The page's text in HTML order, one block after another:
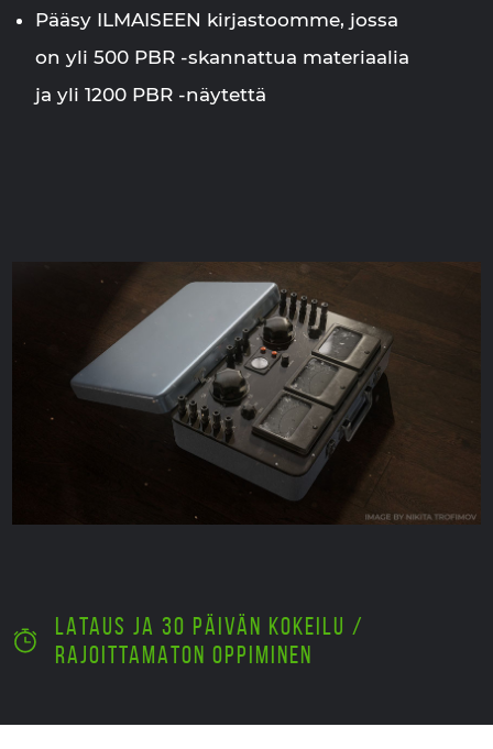
Pääsy ILMAISEEN kirjastoomme, jossa
on yli 500 PBR -skannattua materiaalia
ja yli 1200 PBR -näytettä
LATAUS JA 30 PÄIVÄN KOKEILU /
RAJOITTAMATON OPPIMINEN